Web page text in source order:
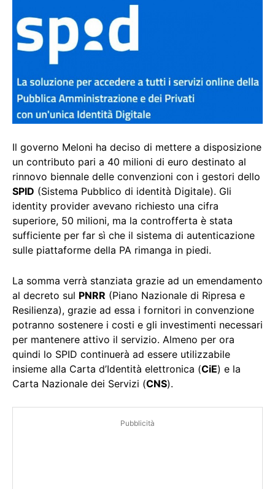
Il governo Meloni ha deciso di mettere a disposizione
un contributo pari a 40 milioni di euro destinato al
rinnovo biennale delle convenzioni con i gestori dello
SPID (Sistema Pubblico di identità Digitale). Gli
identity provider avevano richiesto una cifra
superiore, 50 milioni, ma la controfferta è stata
sufficiente per far sì che il sistema di autenticazione
sulle piattaforme della PA rimanga in piedi.
La somma verrà stanziata grazie ad un emendamento
al decreto sul PNRR (Piano Nazionale di Ripresa e
Resilienza), grazie ad essa i fornitori in convenzione
potranno sostenere i costi e gli investimenti necessari
per mantenere attivo il servizio. Almeno per ora
quindi lo SPID continuerà ad essere utilizzabile
insieme alla Carta d’Identità elettronica (CiE) e la
Carta Nazionale dei Servizi (CNS).
Pubblicità